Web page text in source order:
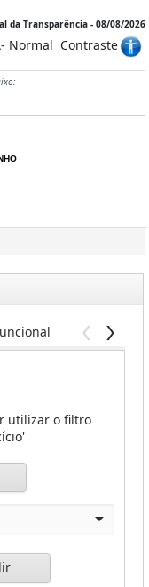
da Transparência - 08/08/2026
Normal Contraste
utilizar o filtro